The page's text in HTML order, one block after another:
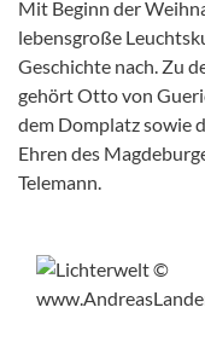
Mit Beginn der
lebensgroße
Geschichte nach. Zu
gehört Otto von
dem Domplatz sowie
Ehren des
Telemann.